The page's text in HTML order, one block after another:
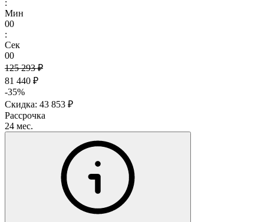
:
Мин
00
:
Сек
00
125 293 ₽
81 440 ₽
-35%
Скидка: 43 853 ₽
Рассрочка
24 мес.